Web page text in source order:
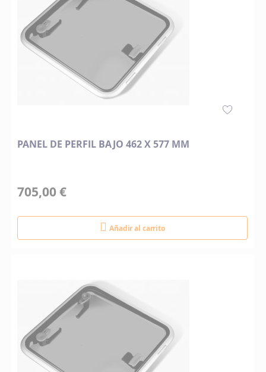
PANEL DE PERFIL BAJO 462 X 577 MM
705,00 €
Añadir al carrito